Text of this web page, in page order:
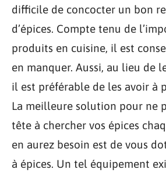
difficile de concocter un bon
d’épices. Compte tenu de
produits en cuisine, il est
en manquer. Aussi, au lieu de
il est préférable de les avoir à
La meilleure solution pour ne
tête à chercher vos épices
en aurez besoin est de vous
à épices. Un tel équipement